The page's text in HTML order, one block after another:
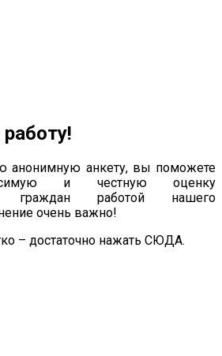
анонимную анкету, вы поможете
и честную оценку
граждан работой нашего
очень важно!
– достаточно нажать СЮДА.